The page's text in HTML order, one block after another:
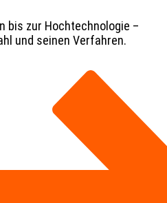
bis zur Hochtechnologie –
und seinen Verfahren.